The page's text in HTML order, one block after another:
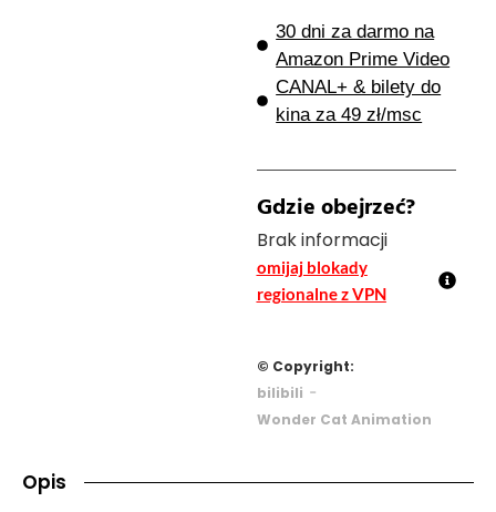
30 dni za darmo na
Amazon Prime Video
CANAL+ & bilety do
kina za 49 zł/msc
Gdzie obejrzeć?
Brak informacji
omijaj blokady
regionalne z VPN
© Copyright:
bilibili -
Wonder Cat Animation
Opis